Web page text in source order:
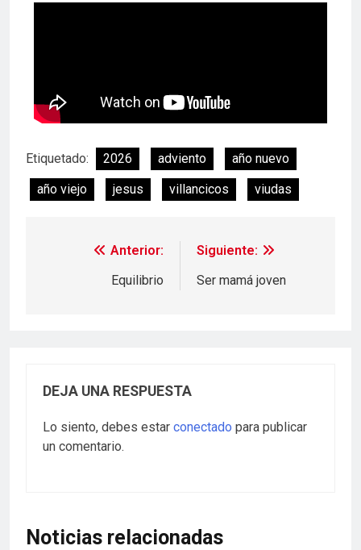
Etiquetado: 2026 adviento
año nuevo
año viejo
jesus villancicos viudas
Anterior:
Equilibrio
Siguiente:
Ser mamá joven
DEJA UNA RESPUESTA
Lo siento, debes estar conectado para publicar
un comentario.
Noticias relacionadas